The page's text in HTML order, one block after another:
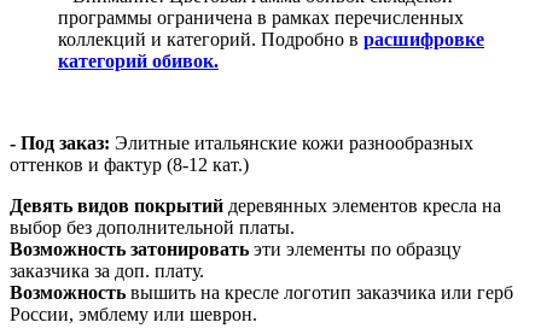
программы ограничена в рамках перечисленных
коллекций и категорий. Подробно в расшифровке
категорий обивок.
- Под заказ: Элитные итальянские кожи разнообразных
оттенков и фактур (8-12 кат.)
Девять видов покрытий деревянных элементов кресла на
выбор без дополнительной платы.
Возможность затонировать эти элементы по образцу
заказчика за доп. плату.
Возможность вышить на кресле логотип заказчика или герб
России, эмблему или шеврон.